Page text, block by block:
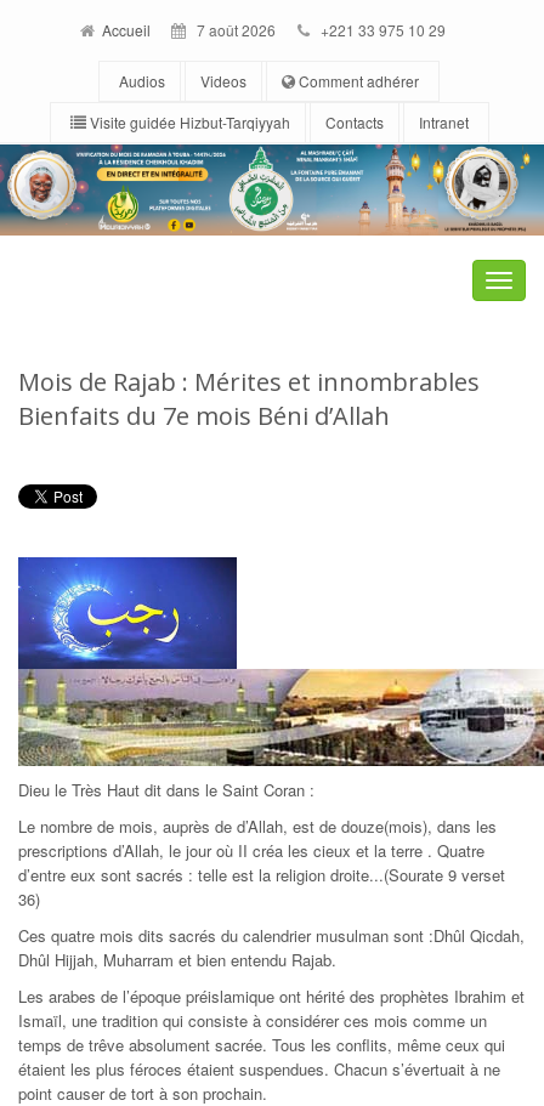
Accueil 7 août 2026 +221 33 975 10 29
Audios Videos
Comment adhérer
Visite guidée Hizbut-Tarqiyyah
Contacts Intranet
Toggle
Mois de Rajab : Mérites et innombrables
Bienfaits du 7e mois Béni d’Allah
Dieu le Très Haut dit dans le Saint Coran :
Le nombre de mois, auprès de d’Allah, est de douze(mois), dans les
prescriptions d’Allah, le jour où II créa les cieux et la terre . Quatre
d’entre eux sont sacrés : telle est la religion droite...(Sourate 9 verset
36)
Ces quatre mois dits sacrés du calendrier musulman sont :Dhûl Qicdah,
Dhûl Hijjah, Muharram et bien entendu Rajab.
Les arabes de l’époque préislamique ont hérité des prophètes Ibrahim et
Ismaïl, une tradition qui consiste à considérer ces mois comme un
temps de trêve absolument sacrée. Tous les conflits, même ceux qui
étaient les plus féroces étaient suspendues. Chacun s’évertuait à ne
point causer de tort à son prochain.